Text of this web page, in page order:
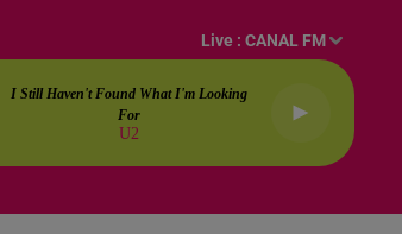
Live :CANAL FM
I Still Haven't Found What I'm Looking
For
U2